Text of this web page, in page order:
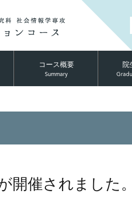
コース概要
Summary
院
開催されました。